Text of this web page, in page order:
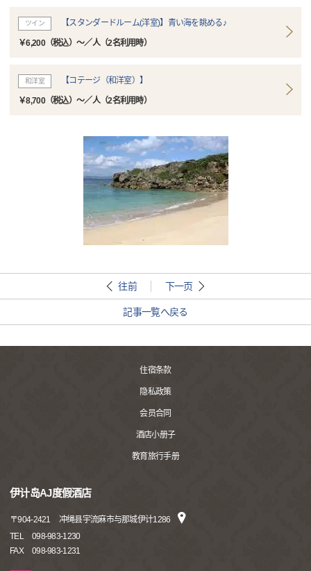
ツイン 【スタンダードルーム(洋室)】青い海を眺める♪
￥6,200（税込）～／人（2名利用時）
和洋室 【コテージ（和洋室）】
￥8,700（税込）～／人（2名利用時）
往前 下一页
記事一覧へ戻る
住宿条款
隐私政策
会员合同
酒店小册子
教育旅行手册
伊计岛AJ度假酒店
〒904-2421
冲绳县宇流麻市与那城伊计1286
TEL
098-983-1230
FAX
098-983-1231